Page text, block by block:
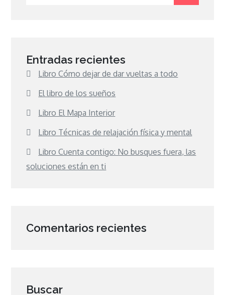
Entradas recientes
Libro Cómo dejar de dar vueltas a todo
El libro de los sueños
Libro El Mapa Interior
Libro Técnicas de relajación física y mental
Libro Cuenta contigo: No busques fuera, las
soluciones están en ti
Comentarios recientes
Buscar